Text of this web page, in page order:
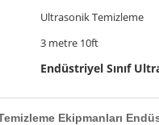
Ultrasonik Temizleme
3 metre 10ft
Endüstriyel Sınıf
Ekipmanları